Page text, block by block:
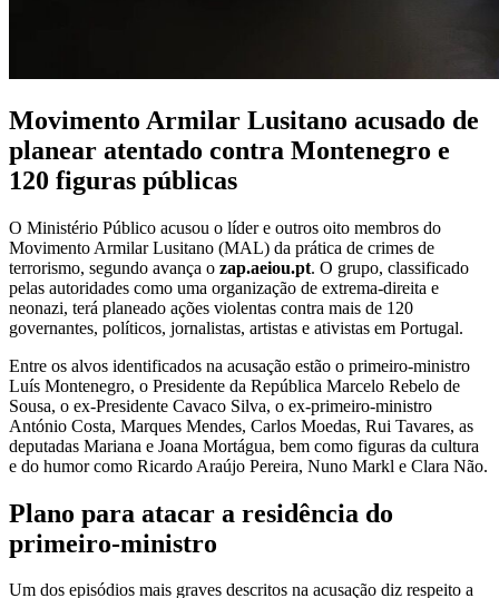
Movimento Armilar Lusitano acusado de
planear atentado contra Montenegro e
120 figuras públicas
O Ministério Público acusou o líder e outros oito membros do
Movimento Armilar Lusitano (MAL) da prática de crimes de
terrorismo, segundo avança o zap.aeiou.pt. O grupo, classificado
pelas autoridades como uma organização de extrema-direita e
neonazi, terá planeado ações violentas contra mais de 120
governantes, políticos, jornalistas, artistas e ativistas em Portugal.
Entre os alvos identificados na acusação estão o primeiro-ministro
Luís Montenegro, o Presidente da República Marcelo Rebelo de
Sousa, o ex-Presidente Cavaco Silva, o ex-primeiro-ministro
António Costa, Marques Mendes, Carlos Moedas, Rui Tavares, as
deputadas Mariana e Joana Mortágua, bem como figuras da cultura
e do humor como Ricardo Araújo Pereira, Nuno Markl e Clara Não.
Plano para atacar a residência do
primeiro-ministro
Um dos episódios mais graves descritos na acusação diz respeito a